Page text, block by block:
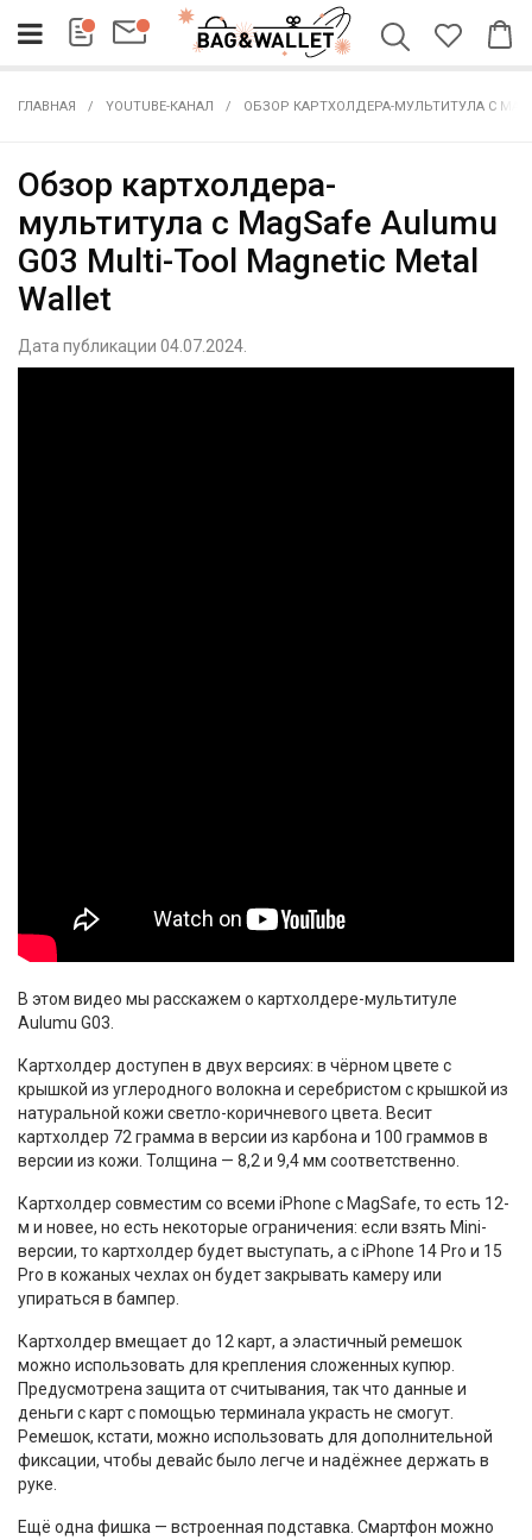
ГЛАВНАЯ YOUTUBE-КАНАЛ ОБЗОР КАРТХОЛДЕРА-МУЛЬТИТУЛА С
Обзор картхолдера-
мультитула с MagSafe Aulumu
G03 Multi-Tool Magnetic Metal
Wallet
Дата публикации 04.07.2024.
В этом видео мы расскажем о картхолдере-мультитуле
Aulumu G03.
Картхолдер доступен в двух версиях: в чёрном цвете с
крышкой из углеродного волокна и серебристом с крышкой из
натуральной кожи светло-коричневого цвета. Весит
картхолдер 72 грамма в версии из карбона и 100 граммов в
версии из кожи. Толщина — 8,2 и 9,4 мм соответственно.
Картхолдер совместим со всеми iPhone с MagSafe, то есть 12-
м и новее, но есть некоторые ограничения: если взять Mini-
версии, то картхолдер будет выступать, а с iPhone 14 Pro и 15
Pro в кожаных чехлах он будет закрывать камеру или
упираться в бампер.
Картхолдер вмещает до 12 карт, а эластичный ремешок
можно использовать для крепления сложенных купюр.
Предусмотрена защита от считывания, так что данные и
деньги с карт с помощью терминала украсть не смогут.
Ремешок, кстати, можно использовать для дополнительной
фиксации, чтобы девайс было легче и надёжнее держать в
руке.
Ещё одна фишка — встроенная подставка. Смартфон можно